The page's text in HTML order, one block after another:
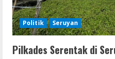
Politik Seruyan
Pilkades Serentak di